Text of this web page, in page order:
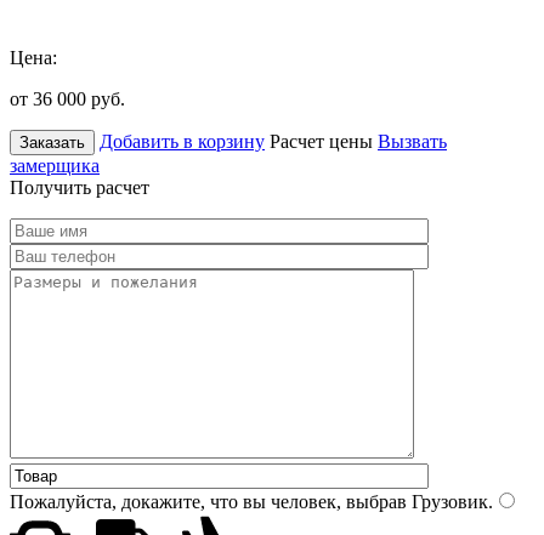
Цена:
от 36 000 руб.
Заказать Добавить в корзину Расчет цены Вызвать
замерщика
Получить расчет
Пожалуйста, докажите, что вы человек, выбрав Грузовик.